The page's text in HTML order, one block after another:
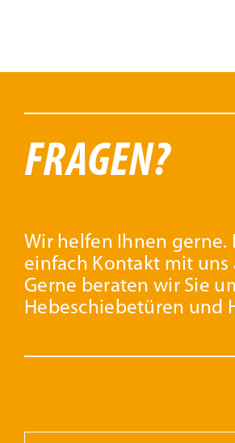
FRAGEN?
Wir helfen Ihnen gerne.
einfach Kontakt mit uns
Gerne beraten wir Sie
Hebeschiebetüren und